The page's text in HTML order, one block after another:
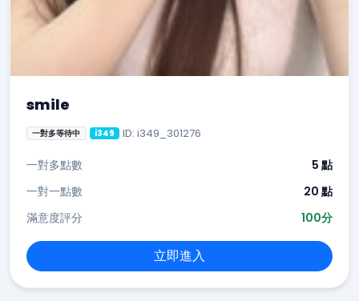
smile
一對多等待中 i349 ID: i349_301276
一對多點數
5 點
一對一點數
20 點
滿意度評分
100分
立即進入